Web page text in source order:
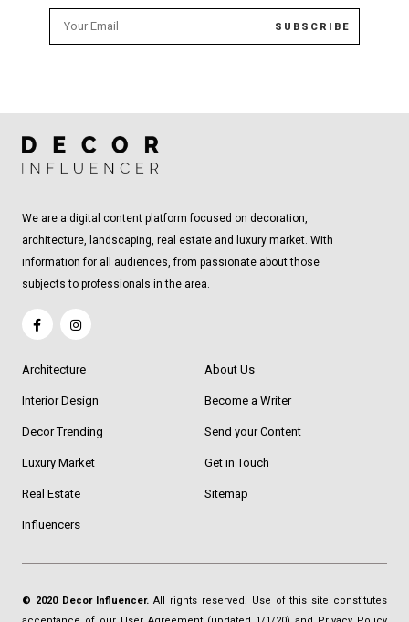
We are a digital content platform focused on decoration,
architecture, landscaping, real estate and luxury market. With
information for all audiences, from passionate about those
subjects to professionals in the area.
Architecture
Interior Design
Decor Trending
Luxury Market
Real Estate
Influencers
About Us
Become a Writer
Send your Content
Get in Touch
Sitemap
© 2020 Decor Influencer. All rights reserved. Use of this site constitutes